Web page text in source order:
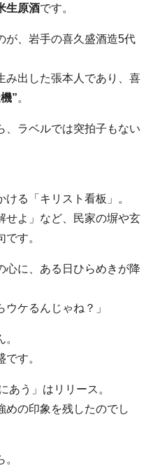
生原酒です。
が、岩手の喜久盛酒造5代
み出した張本人であり、喜
”。
、ラベルでは突拍子もない
る「キリスト看板」。
せよ」など、民家の塀や玄
す。
心に、ある日ひらめきが降
ウケるんじゃね？」
す。
あう」はリリース。
めの印象を残したのでし